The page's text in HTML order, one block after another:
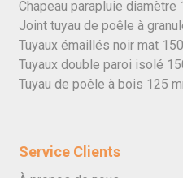
Chapeau parapluie diamètre
Joint tuyau de poêle à
Tuyaux émaillés noir mat
Tuyaux double paroi isolé
Tuyau de poêle à bois 125
Service Clients